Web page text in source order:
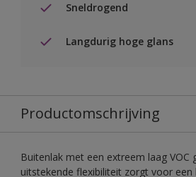
Sneldrogend
Langdurig hoge glans
Productomschrijving
Buitenlak met een extreem laag VOC
uitstekende flexibiliteit zorgt voor een